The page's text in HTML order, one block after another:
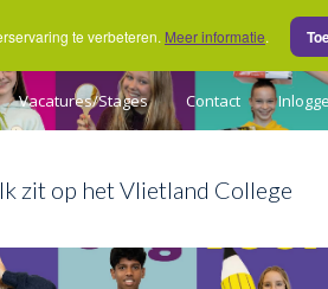
te verbeteren. Meer informatie.
Vacatures/Stages Contact
Ik zit op het Vlietland College